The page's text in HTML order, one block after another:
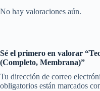
No hay valoraciones aún.
Sé el primero en valorar
(Completo, Membrana)”
Tu dirección de correo
obligatorios están marcados